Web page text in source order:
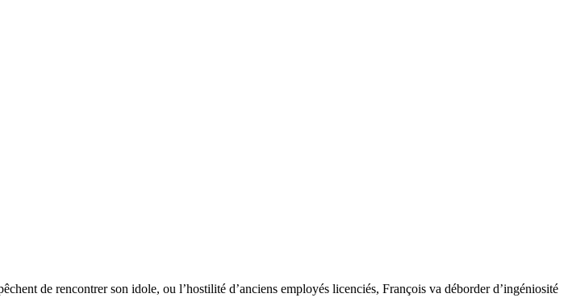
de rencontrer son idole, ou l’hostilité d’anciens employés licenciés, François va déborder d’ingéniosité